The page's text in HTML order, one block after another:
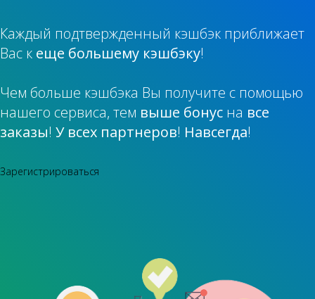
Каждый подтвержденный кэшбэк приближает
Вас к еще большему кэшбэку!
Чем больше кэшбэка Вы получите с помощью
нашего сервиса, тем выше бонус на все
заказы! У всех партнеров! Навсегда!
Зарегистрироваться